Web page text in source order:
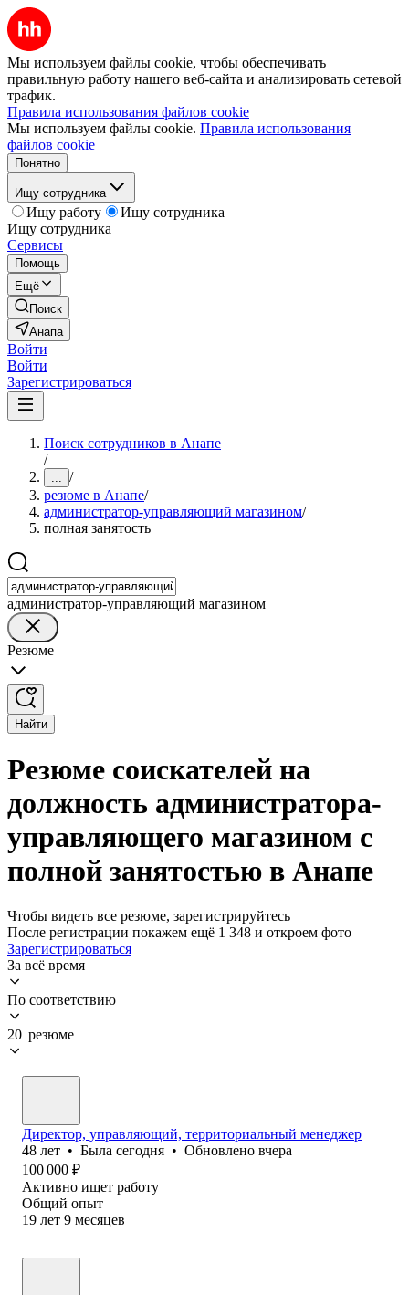
Мы используем файлы cookie, чтобы обеспечивать
правильную работу нашего веб-сайта и анализировать сетевой
трафик.
Правила использования файлов cookie
Мы используем файлы cookie. Правила использования
файлов cookie
Понятно
Ищу сотрудника
Ищу работу
Ищу сотрудника
Ищу сотрудника
Сервисы
Помощь
Ещё
Поиск
Анапа
Войти
Войти
Зарегистрироваться
Поиск сотрудников в Анапе
/
... /
резюме в Анапе/
администратор-управляющий магазином/
полная занятость
администратор-управляющий магазином
Резюме
Найти
Резюме соискателей на
должность администратора-
управляющего магазином с
полной занятостью в Анапе
Чтобы видеть все резюме, зарегистрируйтесь
После регистрации покажем ещё 1 348 и откроем фото
Зарегистрироваться
За всё время
По соответствию
20 резюме
Директор, управляющий, территориальный менеджер
48 лет • Была сегодня • Обновлено вчера
100 000 ₽
Активно ищет работу
Общий опыт
19 лет 9 месяцев